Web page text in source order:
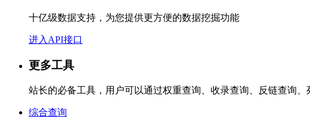
十亿级数据支持，为您提供更方便的数据挖掘功能
进入API接口
更多工具
站长的必备工具，用户可以通过权重查询、收录查询、反链查询
综合查询